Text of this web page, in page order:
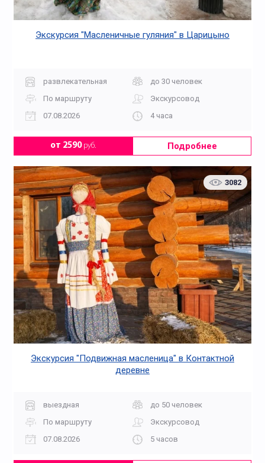
Экскурсия "Масленичные гуляния" в Царицыно
развлекательная
до 30 человек
По маршруту
Экскурсовод
07.08.2026
4 часа
от 2590руб. Подробнее
3082
Экскурсия "Подвижная масленица" в Контактной
деревне
выездная
до 50 человек
По маршруту
Экскурсовод
07.08.2026
5 часов